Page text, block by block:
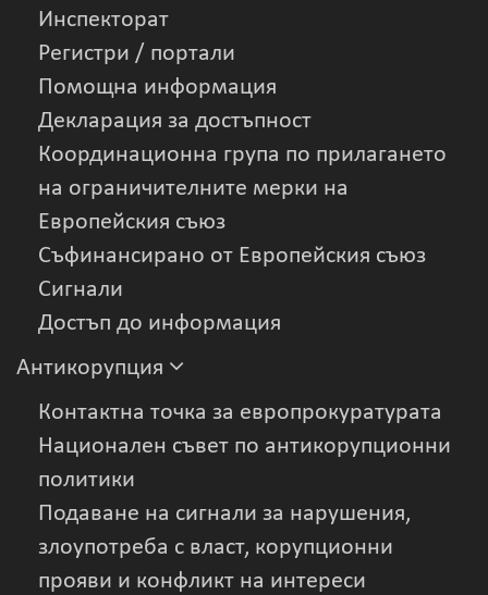
Инспекторат
Регистри / портали
Помощна информация
Декларация за достъпност
Координационна група по прилагането
на ограничителните мерки на
Европейския съюз
Съфинансирано от Европейския съюз
Сигнали
Достъп до информация
Антикорупция
Контактна точка за европрокуратурата
Национален съвет по антикорупционни
политики
Подаване на сигнали за нарушения,
злоупотреба с власт, корупционни
прояви и конфликт на интереси